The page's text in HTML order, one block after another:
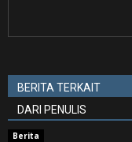
BERITA TERKAIT
DARI PENULIS
Berita